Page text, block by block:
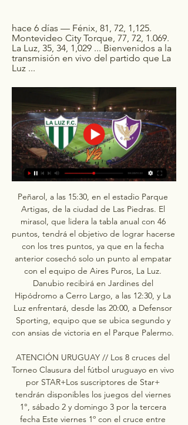
hace 6 días — Fénix, 81, 72, 1,125.
Montevideo City Torque, 77, 72, 1.069.
La Luz, 35, 34, 1,029 ... Bienvenidos a la
transmisión en vivo del partido que La
Luz ...
Peñarol, a las 15:30, en el estadio Parque
Artigas, de la ciudad de Las Piedras. El
mirasol, que lidera la tabla anual con 46
puntos, tendrá el objetivo de lograr hacerse
con los tres puntos, ya que en la fecha
anterior cosechó solo un punto al empatar
con el equipo de Aires Puros, La Luz.
Danubio recibirá en Jardines del
Hipódromo a Cerro Largo, a las 12:30, y La
Luz enfrentará, desde las 20:00, a Defensor
Sporting, equipo que se ubica segundo y
con ansias de victoria en el Parque Palermo.
ATENCIÓN URUGUAY // Los 8 cruces del
Torneo Clausura del fútbol uruguayo en vivo
por STAR+Los suscriptores de Star+
tendrán disponibles los juegos del viernes
1°, sábado 2 y domingo 3 por la tercera
fecha Este viernes 1º con el cruce entre